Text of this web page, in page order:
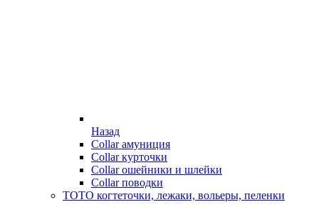
Назад
Collar амуниция
Collar курточки
Collar ошейники и шлейки
Collar поводки
ТОТО когтеточки, лежаки, вольеры, пеленки